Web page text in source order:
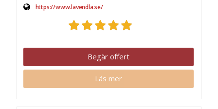
https://www.lavendla.se/
Begär offert
Läs mer